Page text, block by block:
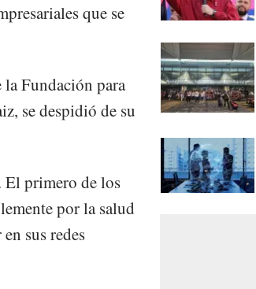
que se
Fundación para
se despidió de su
El primero de los
por la salud
sus redes